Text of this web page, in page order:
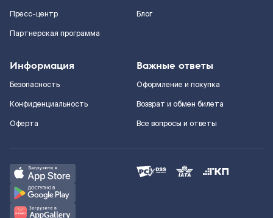
Пресс-центр
Партнерская программа
Блог
Информация
Безопасность
Конфиденциальность
Оферта
Важные ответы
Оформление и покупка
Возврат и обмен билета
Все вопросы и ответы